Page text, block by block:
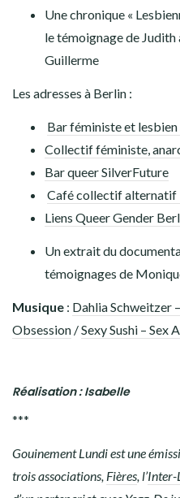
Une chronique «
le témoignage de
Guillerme
Les adresses à Berlin :
Bar féministe et
Collectif féministe,
Bar queer SilverFuture
Café collectif alternatif
Liens Queer Gender
Un extrait du
témoignages de
Musique : Dahlia Schweitzer
Obsession /Sexy Sushi – Sex
Réalisation : Isabelle
***
Gouinement Lundi est une
trois associations, Fières, l’Inter-